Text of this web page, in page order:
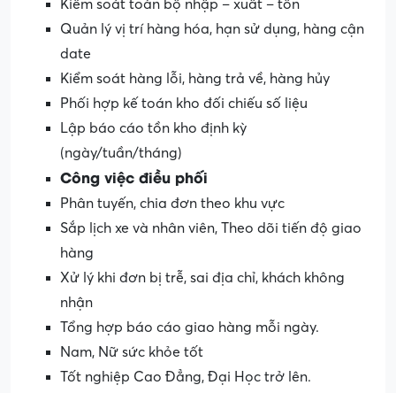
Kiểm soát toàn bộ nhập – xuất – tồn
Quản lý vị trí hàng hóa, hạn sử dụng, hàng cận
date
Kiểm soát hàng lỗi, hàng trả về, hàng hủy
Phối hợp kế toán kho đối chiếu số liệu
Lập báo cáo tồn kho định kỳ
(ngày/tuần/tháng)
Công việc điều phối
Phân tuyến, chia đơn theo khu vực
Sắp lịch xe và nhân viên, Theo dõi tiến độ giao
hàng
Xử lý khi đơn bị trễ, sai địa chỉ, khách không
nhận
Tổng hợp báo cáo giao hàng mỗi ngày.
Nam, Nữ sức khỏe tốt
Tốt nghiệp Cao Đẳng, Đại Học trở lên.